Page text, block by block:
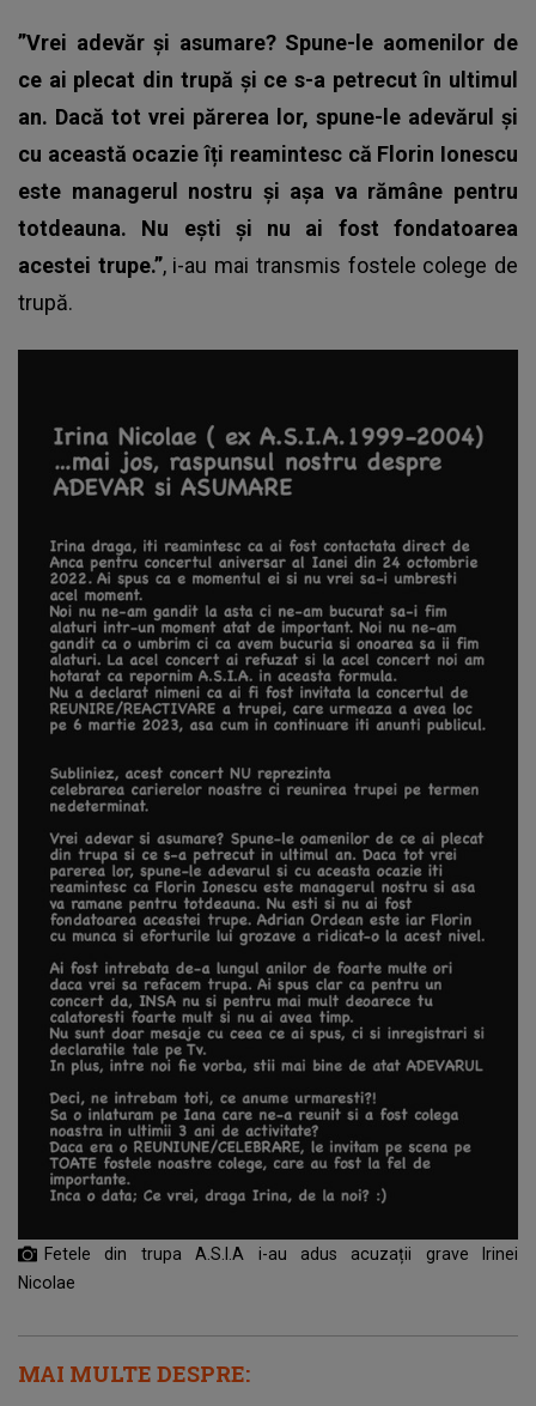
”Vrei adevăr și asumare? Spune-le aomenilor de
ce ai plecat din trupă și ce s-a petrecut în ultimul
an. Dacă tot vrei părerea lor, spune-le adevărul și
cu această ocazie îți reamintesc că Florin Ionescu
este managerul nostru și așa va rămâne pentru
totdeauna. Nu ești și nu ai fost fondatoarea
acestei trupe.”, i-au mai transmis fostele colege de
trupă.
Fetele din trupa A.S.I.A i-au adus acuzații grave Irinei
Nicolae
MAI MULTE DESPRE: